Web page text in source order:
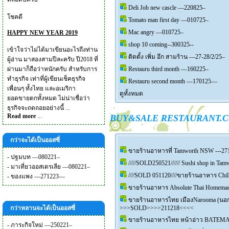
โชคดี
HAPPY NEW YEAR 2019
เข้าใจว่าไม่ได้มาเขียนอะไรถึงท่าน
ผู้อ่าน มาสองสามปีละครับ ปี2018 ที่
ผ่านมาก็ถือว่าหนักครับ สำหรับการ
ทำธุรกิจ เท่าที่ผู้เขียนเช็คธุรกิจ
เพื่อนๆ ทั้งไทย และอเมริกา
ยอดขายตกทั้งหมด ไม่น่าเชื่อว่า
ธุรกิจจะถดถอยอย่างนี้ ...
Read more ...
กว่าจะได้เป็นออสซี่
- ปฐมบท —080221–
- มาเที่ยวออสเตรเลีย —080221–
- ของแพง —271223—
กว่าหลานจะได้เป็นออสซี่
- ภาระกิจใหม่ —250221–
Deli Job new cascle —220825–
Tomato man first day —010725–
Mac angry —010725–
shop 10 coming--300325--
ติดตั้ง เพิ่ม อึก สามร้าน —27-28/2/25–
Restauru third month —160225–
Restauru second month —170125—
ดูทั้งหมด
BUY&SALE
ขายร้านอาหารที่ Tamworth NSW ---
/////SOLD250521////// Sushi shop in
////SOLD 051120////ขายร้านอาหาร
ขายร้านอาหาร Absolute Thai
ขายร้านอาหารไทย เมืองNarooma (นอ
>>>SOLD>>>>211218<<<<
ขายร้านอาหารไทย หน้าอ่าว